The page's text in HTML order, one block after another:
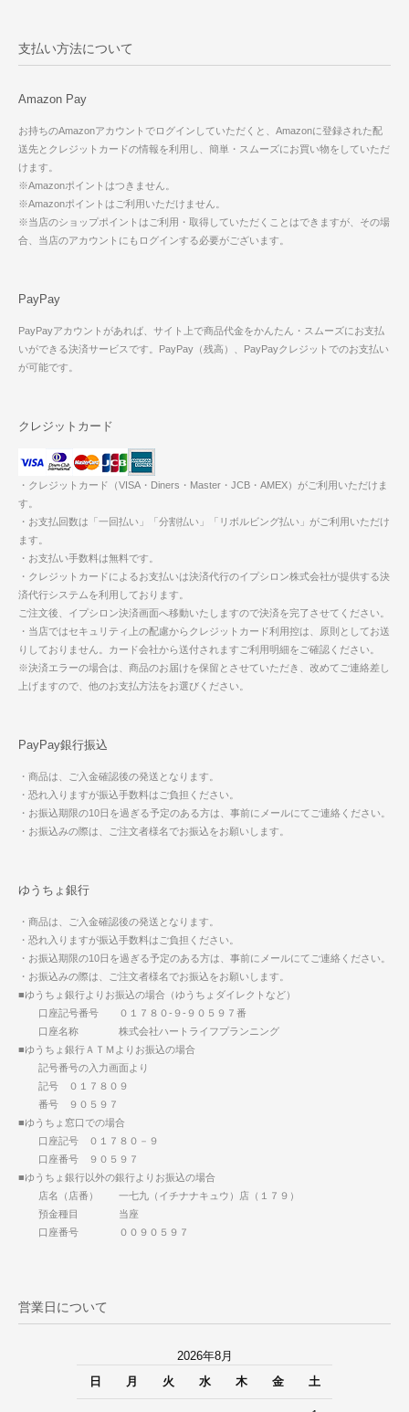
支払い方法について
Amazon Pay
お持ちのAmazonアカウントでログインしていただくと、Amazonに登録された配
送先とクレジットカードの情報を利用し、簡単・スムーズにお買い物をしていただ
けます。
※Amazonポイントはつきません。
※Amazonポイントはご利用いただけません。
※当店のショップポイントはご利用・取得していただくことはできますが、その場
合、当店のアカウントにもログインする必要がございます。
PayPay
PayPayアカウントがあれば、サイト上で商品代金をかんたん・スムーズにお支払
いができる決済サービスです。PayPay（残高）、PayPayクレジットでのお支払い
が可能です。
クレジットカード
・クレジットカード（VISA・Diners・Master・JCB・AMEX）がご利用いただけま
す。
・お支払回数は「一回払い」「分割払い」「リボルビング払い」がご利用いただけ
ます。
・お支払い手数料は無料です。
・クレジットカードによるお支払いは決済代行のイプシロン株式会社が提供する決
済代行システムを利用しております。
ご注文後、イプシロン決済画面へ移動いたしますので決済を完了させてください。
・当店ではセキュリティ上の配慮からクレジットカード利用控は、原則としてお送
りしておりません。カード会社から送付されますご利用明細をご確認ください。
※決済エラーの場合は、商品のお届けを保留とさせていただき、改めてご連絡差し
上げますので、他のお支払方法をお選びください。
PayPay銀行振込
・商品は、ご入金確認後の発送となります。
・恐れ入りますが振込手数料はご負担ください。
・お振込期限の10日を過ぎる予定のある方は、事前にメールにてご連絡ください。
・お振込みの際は、ご注文者様名でお振込をお願いします。
ゆうちょ銀行
・商品は、ご入金確認後の発送となります。
・恐れ入りますが振込手数料はご負担ください。
・お振込期限の10日を過ぎる予定のある方は、事前にメールにてご連絡ください。
・お振込みの際は、ご注文者様名でお振込をお願いします。
■ゆうちょ銀行よりお振込の場合（ゆうちょダイレクトなど）
口座記号番号 ０１７８０-９-９０５９７番
口座名称 株式会社ハートライフプランニング
■ゆうちょ銀行ＡＴＭよりお振込の場合
記号番号の入力画面より
記号 ０１７８０９
番号 ９０５９７
■ゆうちょ窓口での場合
口座記号 ０１７８０－９
口座番号 ９０５９７
■ゆうちょ銀行以外の銀行よりお振込の場合
店名（店番） 一七九（イチナナキュウ）店（１７９）
預金種目 当座
口座番号 ００９０５９７
営業日について
2026年8月
日
月 火 水 木 金 土